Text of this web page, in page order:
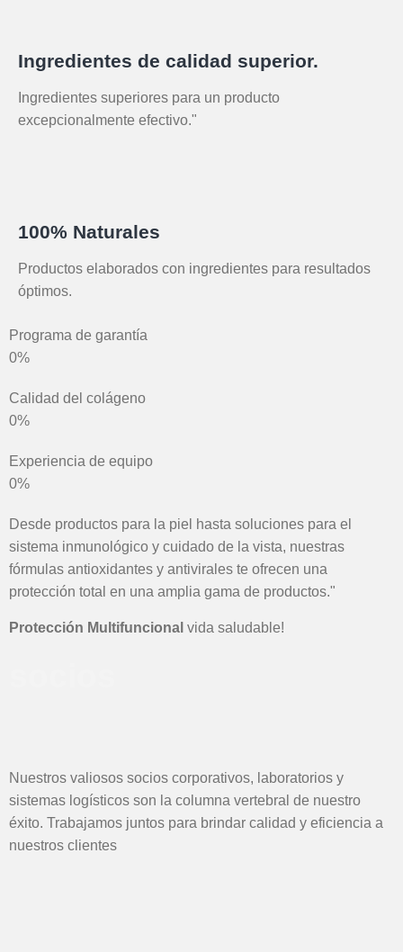
Ingredientes de calidad superior.
Ingredientes superiores para un producto
excepcionalmente efectivo."
100% Naturales
Productos elaborados con ingredientes para resultados
óptimos.
Programa de garantía
0%
Calidad del colágeno
0%
Experiencia de equipo
0%
Desde productos para la piel hasta soluciones para el
sistema inmunológico y cuidado de la vista, nuestras
fórmulas antioxidantes y antivirales te ofrecen una
protección total en una amplia gama de productos."
Protección Multifuncional vida saludable!
Nuestros valiosos socios corporativos, laboratorios y
sistemas logísticos son la columna vertebral de nuestro
éxito. Trabajamos juntos para brindar calidad y eficiencia a
nuestros clientes